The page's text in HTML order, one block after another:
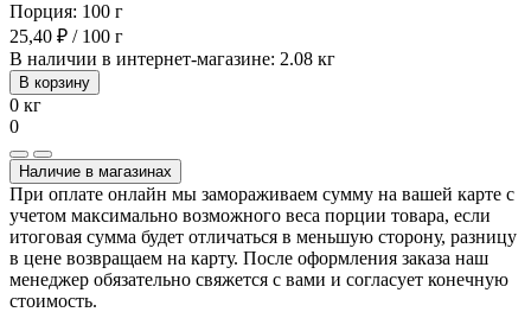
Порция: 100 г
25,40 ₽ / 100 г
В наличии в интернет-магазине: 2.08 кг
В корзину
0 кг
0
Наличие в магазинах
При оплате онлайн мы замораживаем сумму на вашей карте с
учетом максимально возможного веса порции товара, если
итоговая сумма будет отличаться в меньшую сторону, разницу
в цене возвращаем на карту. После оформления заказа наш
менеджер обязательно свяжется с вами и согласует конечную
стоимость.